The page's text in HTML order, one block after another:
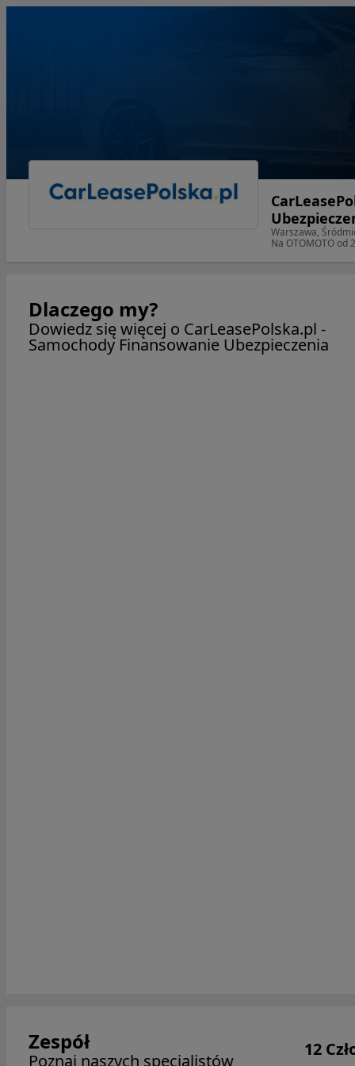
Warszawa,
Na OTOMOTO od
Dlaczego my?
Dowiedz się więcej o CarLeasePolska.pl -
Samochody Finansowanie Ubezpieczenia
Zespół
Poznaj naszych specjalistów
12